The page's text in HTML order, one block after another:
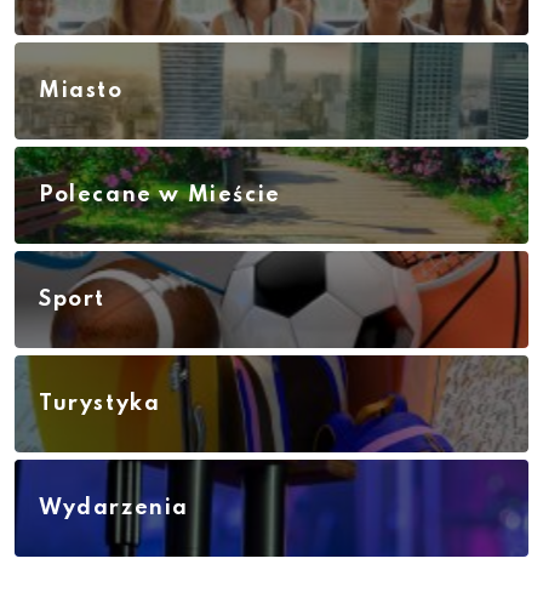
Miasto
Polecane w Mieście
Sport
Turystyka
Wydarzenia